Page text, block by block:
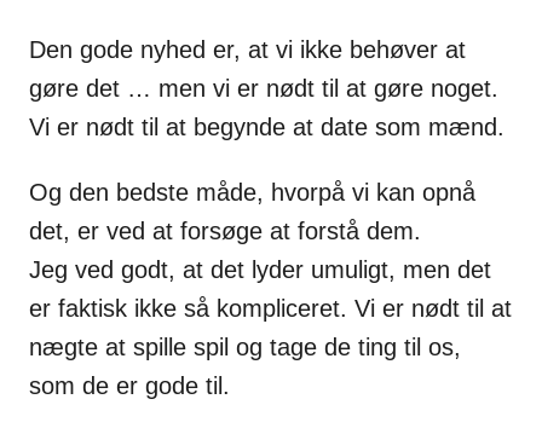
Den gode nyhed er, at vi ikke behøver at
gøre det … men vi er nødt til at gøre noget.
Vi er nødt til at begynde at date som mænd.
Og den bedste måde, hvorpå vi kan opnå
det, er ved at forsøge at forstå dem.
Jeg ved godt, at det lyder umuligt, men det
er faktisk ikke så kompliceret. Vi er nødt til at
nægte at spille spil og tage de ting til os,
som de er gode til.